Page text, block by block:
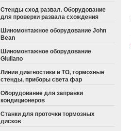
Стенды сход развал. Оборудование
для проверки развала схождения
Шиномонтажное оборудование John
Bean
Шиномонтажное оборудование
Giuliano
Линии диагностики и ТО, тормозные
стенды, приборы света фар
Оборудование для заправки
кондиционеров
Станки для проточки тормозных
дисков